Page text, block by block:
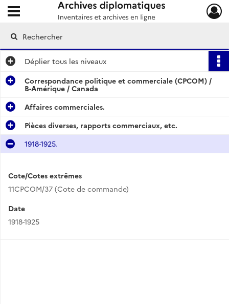
Archives diplomatiques
Ouvrir le menu déroulant
Déplier tous les niveaux
Correspondance politique et commerciale (CPCOM) /
B-Amérique / Canada
Affaires commerciales.
Pièces diverses, rapports commerciaux, etc.
1918-1925.
Cote/Cotes extrêmes
11CPCOM/37 (Cote de commande)
Date
1918-1925